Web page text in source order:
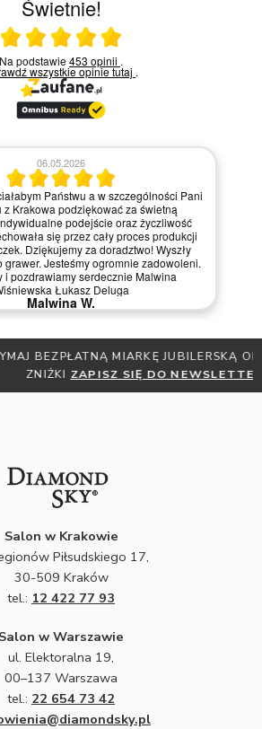
Świetnie!
Ocena średnia 5 na 5
Na podstawie453 opinii .
wszystkie opinietutaj .
06.05.2026
Państwu a w szczególności Pani
z Krakowa podziękować za świetną
podejście oraz życzliwość
się przez cały proces produkcji
Dziękujemy za doradztwo! Wyszły
grawer. Jesteśmy ogromnie zadowoleni.
i pozdrawiamy serdecznie Malwina
Łukasz Deluga
Malwina W.
MIARKĘ JUBILERSKĄ ORAZ DO 30%
SIĘ DO NEWSLETTERA
Salon w Krakowie
Piłsudskiego 17,
30-509 Kraków
tel.: 12 422 77 93
Salon w Warszawie
ul. Elektoralna 19,
00–137 Warszawa
tel.: 22 654 73 42